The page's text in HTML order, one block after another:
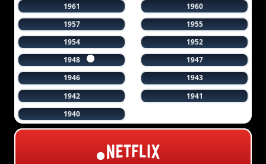
1961
1960
1957
1955
1954
1952
1948
1947
1946
1943
1942
1941
1940